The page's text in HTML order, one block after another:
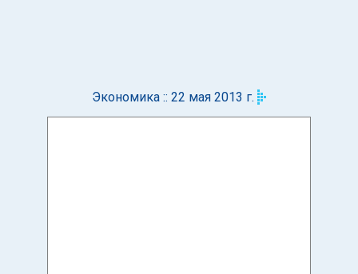
Экономика :: 22 мая 2013 г.